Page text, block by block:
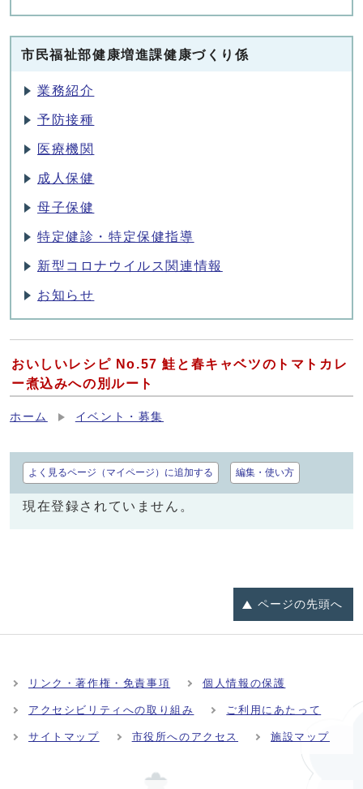
市民福祉部健康増進課健康づくり係
業務紹介
予防接種
医療機関
成人保健
母子保健
特定健診・特定保健指導
新型コロナウイルス関連情報
お知らせ
おいしいレシピ No.57 鮭と春キャベツのトマトカレ
ー煮込みへの別ルート
ホーム イベント・募集
よく見るページ（マイページ）に追加する 編集・使い方
現在登録されていません。
ページの先頭へ
リンク・著作権・免責事項 個人情報の保護
アクセシビリティへの取り組み ご利用にあたって
サイトマップ 市役所へのアクセス 施設マップ